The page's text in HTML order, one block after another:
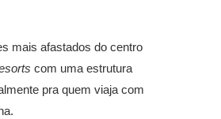
mais afastados do centro
com uma estrutura
pra quem viaja com